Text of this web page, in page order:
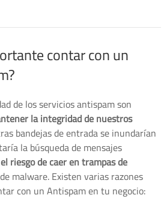
contar con un
de los servicios antispam son
la integridad de nuestros
bandejas de entrada se inundarían
la búsqueda de mensajes
riesgo de caer en trampas de
malware. Existen varias razones
con un Antispam en tu negocio: